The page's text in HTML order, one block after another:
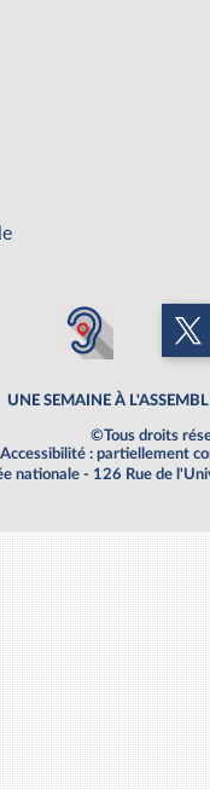
UNE SEMAINE À
©Tous droits
Accessibilité : partiellement
nationale - 126 Rue de